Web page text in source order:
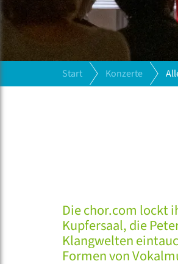
Start Konzerte
Die chor.com lockt
Kupfersaal, die
Klangwelten
Formen von